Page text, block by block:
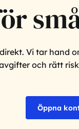
Vi tar hand
och rätt
Öppna